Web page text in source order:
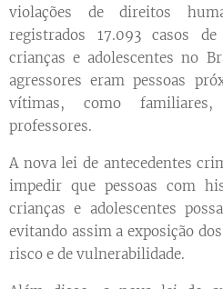
violações de direitos
registrados 17.093 casos
crianças e adolescentes no
agressores eram pessoas
vítimas, como
professores.
A nova lei de antecedentes
impedir que pessoas com
crianças e adolescentes
evitando assim a exposição
risco e de vulnerabilidade.